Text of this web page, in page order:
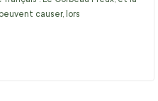
causer, lors